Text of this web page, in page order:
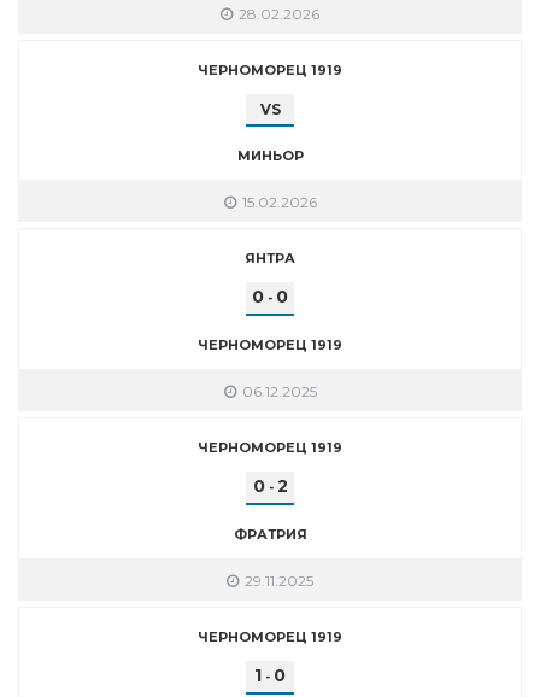
28.02.2026
ЧЕРНОМОРЕЦ 1919
VS
МИНЬОР
15.02.2026
ЯНТРА
0 - 0
ЧЕРНОМОРЕЦ 1919
06.12.2025
ЧЕРНОМОРЕЦ 1919
0- 2
ФРАТРИЯ
29.11.2025
ЧЕРНОМОРЕЦ 1919
1 - 0